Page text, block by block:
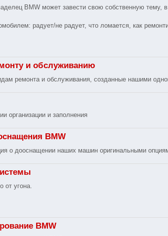
BMW может завести свою собственную тему, в
радует/не радует, что ломается, как
и обслуживанию
ремонта и обслуживания, созданные нашими
организации и заполнения
BMW
о дооснащении наших машин оригинальными
от угона.
BMW